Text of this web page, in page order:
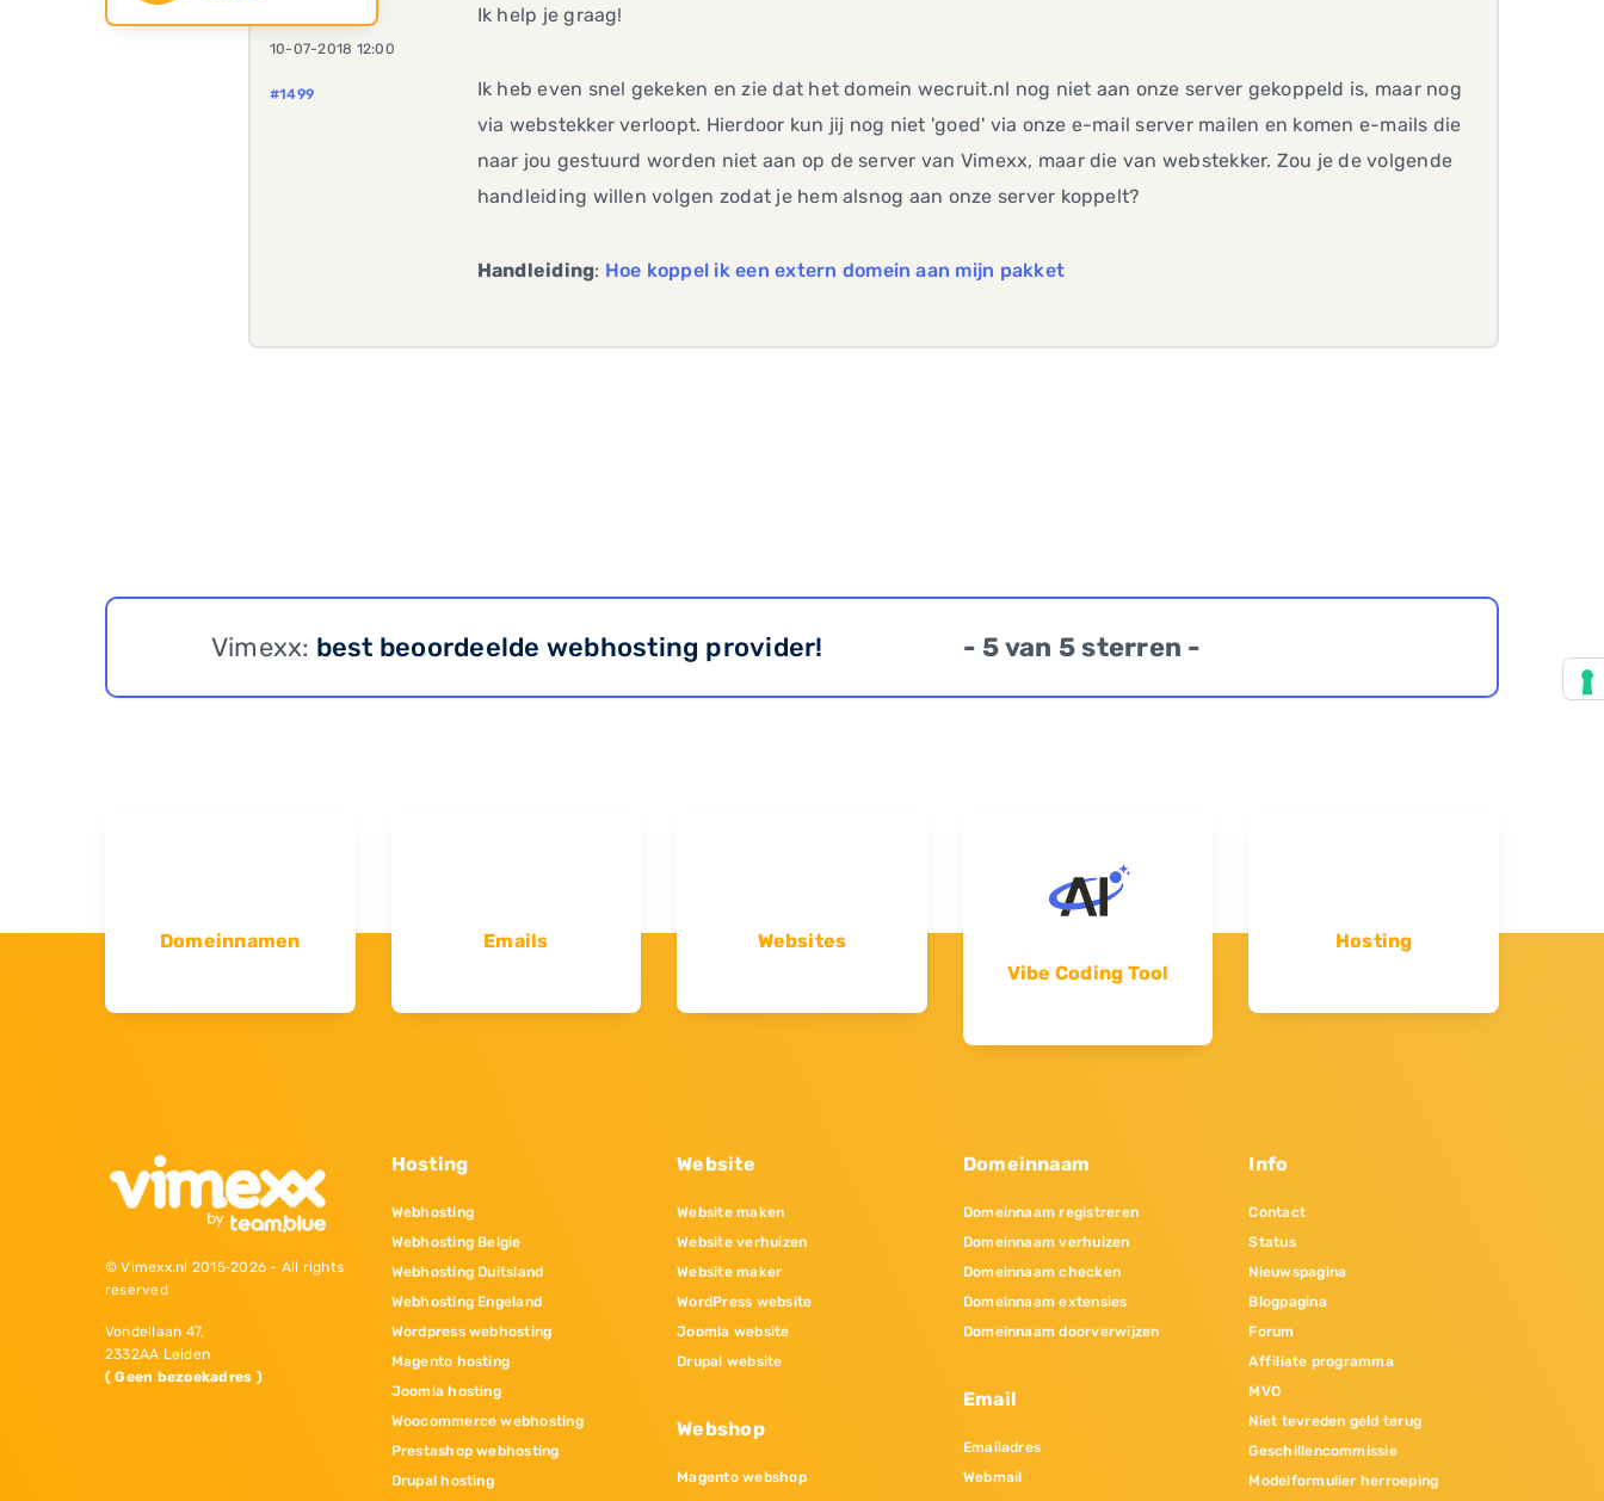
10-07-2018 12:00
#1499
Ik help je graag!
Ik heb even snel gekeken en zie dat het domein wecruit.nl nog niet aan onze server gekoppeld is, maar nog
via webstekker verloopt. Hierdoor kun jij nog niet 'goed' via onze e-mail server mailen en komen e-mails die
naar jou gestuurd worden niet aan op de server van Vimexx, maar die van webstekker. Zou je de volgende
handleiding willen volgen zodat je hem alsnog aan onze server koppelt?
Handleiding: Hoe koppel ik een extern domein aan mijn pakket
Vimexx: best beoordeelde webhosting provider! - 5 van 5 sterren -
Domeinnamen Emails
Websites
Vibe Coding Tool
Hosting
© Vimexx.nl 2015‐2026 - All rights
reserved
Vondellaan 47,
2332AA Leiden
( Geen bezoekadres )
Hosting
Webhosting
Webhosting Belgie
Webhosting Duitsland
Webhosting Engeland
Wordpress webhosting
Magento hosting
Joomla hosting
Woocommerce webhosting
Prestashop webhosting
Drupal hosting
Website
Website maken
Website verhuizen
Website maker
WordPress website
Joomla website
Drupal website
Webshop
Magento webshop
Domeinnaam
Domeinnaam registreren
Domeinnaam verhuizen
Domeinnaam checken
Domeinnaam extensies
Domeinnaam doorverwijzen
Email
Emailadres
Webmail
Info
Contact
Status
Nieuwspagina
Blogpagina
Forum
Affiliate programma
MVO
Niet tevreden geld terug
Geschillencommissie
Modelformulier herroeping